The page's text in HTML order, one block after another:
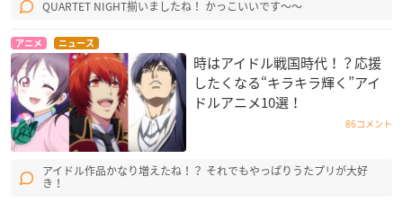
QUARTET NIGHT揃いましたね！ かっこいいです〜〜
アニメ ニュース
時はアイドル戦国時代！？応援
したくなる“キラキラ輝く”アイ
ドルアニメ10選！
86コメント
アイドル作品かなり増えたね！？ それでもやっぱりうたプリが大好
き！